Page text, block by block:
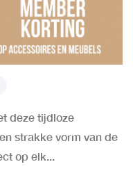
deze tijdloze
strakke vorm van de
op elk...